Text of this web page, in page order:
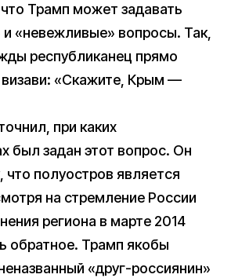
Трамп может задавать
«невежливые» вопросы. Так,
республиканец прямо
визави: «Скажите, Крым —
при каких
был задан этот вопрос. Он
что полуостров является
на стремление России
региона в марте 2014
обратное. Трамп якобы
«друг-россиянин»